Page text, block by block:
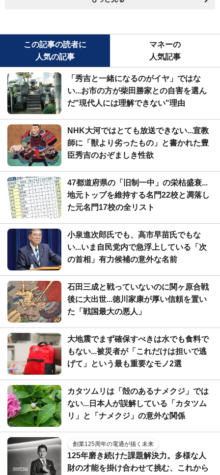
この記事の読者に
人気の記事
マネーの
人気記事
「秀吉と一緒になるのがイヤ」ではな
い...お市の方が柴田勝家との自害を選ん
だ"現代人には理解できない"理由
NHK大河ではとても放送できない...宣教
師に「獣より劣ったもの」と書かれた豊
臣秀吉のおぞましき性欲
47都道府県の「旧制一中」の栄枯盛衰...
地元トップを維持する名門22校と凋落し
た元名門17校の全リスト
小泉進次郎氏でも、高市早苗氏でもな
い...いま自民党内で急浮上している「次
の首相」有力候補の意外な名前
石田三成と戦っていないのに関ヶ原合戦
後に大出世...徳川家康が厚い信頼を置い
た「戦国最大の悪人」
大地震でまず確保すべきは水でも食料で
もない...被災者が「これだけは担いで逃
げて」という最も重要なモノ2選
カタツムリは「殻のあるナメクジ」では
ない...日本人が誤解している「カタツム
リ」と「ナメクジ」の意外な関係
創業125周年の電通が描く未来
125年磨き続けた課題解決力。多様な人
財の才能を掛け合わせて挑む、これから